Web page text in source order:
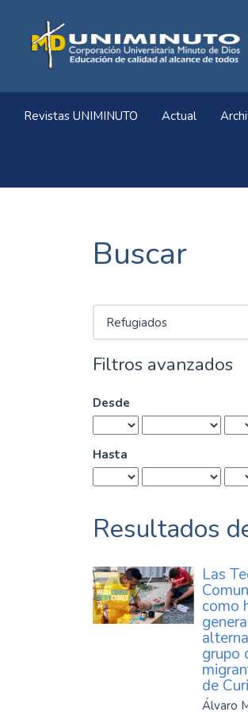
principal
Contenido
principal
Barra
lateral
Revistas UNIMINUTO Actual
Buscar
Buscar
artículos
por
Filtros avanzados
Desde
Hasta
Resultados
Las
como
grupo
de
Álvaro